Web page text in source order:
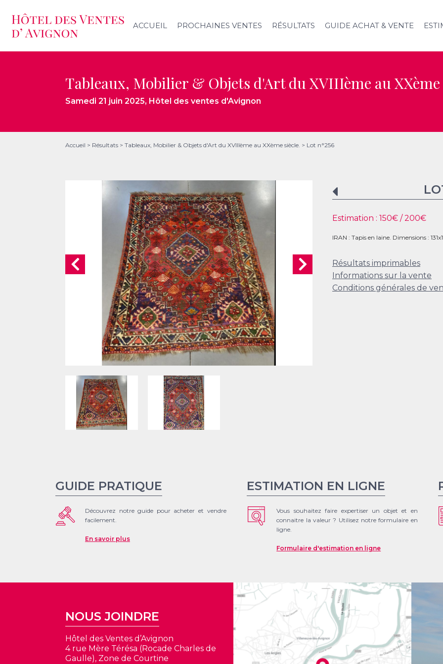
ACCUEIL PROCHAINES VENTES RÉSULTATS GUIDE ACHAT & VENTE
Tableaux, Mobilier & Objets d'Art du XVIIIème au XXème
Samedi 21 juin 2025, Hôtel des ventes d'Avignon
Accueil > Résultats > Tableaux, Mobilier & Objets d'Art du XVIIIème au XXème siècle. > Lot n°256
Estimation : 150€ /200€
IRAN : Tapis en laine. Dimensions :
Résultats imprimables
Informations sur la vente
Conditions générales de
GUIDE PRATIQUE
Découvrez notre guide pour acheter et vendre
facilement.
En savoir plus
ESTIMATION EN LIGNE
Vous souhaitez faire expertiser un objet et en
connaitre la valeur ? Utilisez notre formulaire en
ligne.
Formulaire d'estimation en ligne
NOUS JOINDRE
Hôtel des Ventes d’Avignon
4 rue Mère Térésa (Rocade Charles de
Gaulle), Zone de Courtine